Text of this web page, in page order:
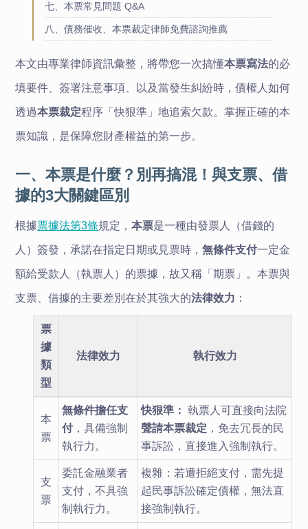
七、本票常見問題 Q&A
八、債務催收、本票裁定律師免費諮詢推薦
本文由專業律師資訊彙整，將帶您一次搞懂本票寫法的必
填要件、簽署注意事項、以及當發生糾紛時，債權人如何
透過本票裁定程序「快狠準」地追索欠款。掌握正確的本
票知識，是保障您財產權益的第一步。
一、本票是什麼？別再搞混！與支票、借
據的3大關鍵區別
根據票據法第3條規定，本票是一種由發票人（借錢的
人）簽發，承諾在指定日期或見票時，無條件支付一定金
額給受款人（執票人）的票據，故又稱「期票」。本票與
支票、借據的主要差別在於其強大的法律效力 ：
票
據
類
型
法律效力 執行效力
本
票
無條件擔任支
付，具備強制
執行力。
快狠準： 執票人可直接向法院
聲請本票裁定 ，免去冗長的民
事訴訟，直接進入強制執行。
支
票
委託金融業者
支付，不具強
制執行力。
複雜：若遭拒絕支付，需先提
起民事訴訟確定債權，無法直
接強制執行。